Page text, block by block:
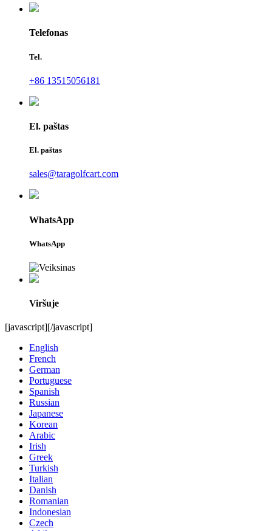
Telefonas
Tel.
+86 13515056181
El. paštas
El. paštas
sales@taragolfcart.com
WhatsApp
WhatsApp
Viršuje
[javascript][/javascript]
English
French
German
Portuguese
Spanish
Russian
Japanese
Korean
Arabic
Irish
Greek
Turkish
Italian
Danish
Romanian
Indonesian
Czech